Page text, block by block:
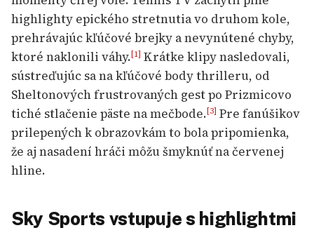
highlighty epického stretnutia vo druhom kole,
prehrávajúc kľúčové brejky a nevynútené chyby,
ktoré naklonili váhy.[1] Krátke klipy nasledovali,
sústreďujúc sa na kľúčové body thrilleru, od
Sheltonových frustrovaných gest po Prizmicovo
tiché stlačenie päste na mečbode.[3] Pre fanúšikov
prilepených k obrazovkám to bola pripomienka,
že aj nasadení hráči môžu šmyknúť na červenej
hline.
Sky Sports vstupuje s highlightmi